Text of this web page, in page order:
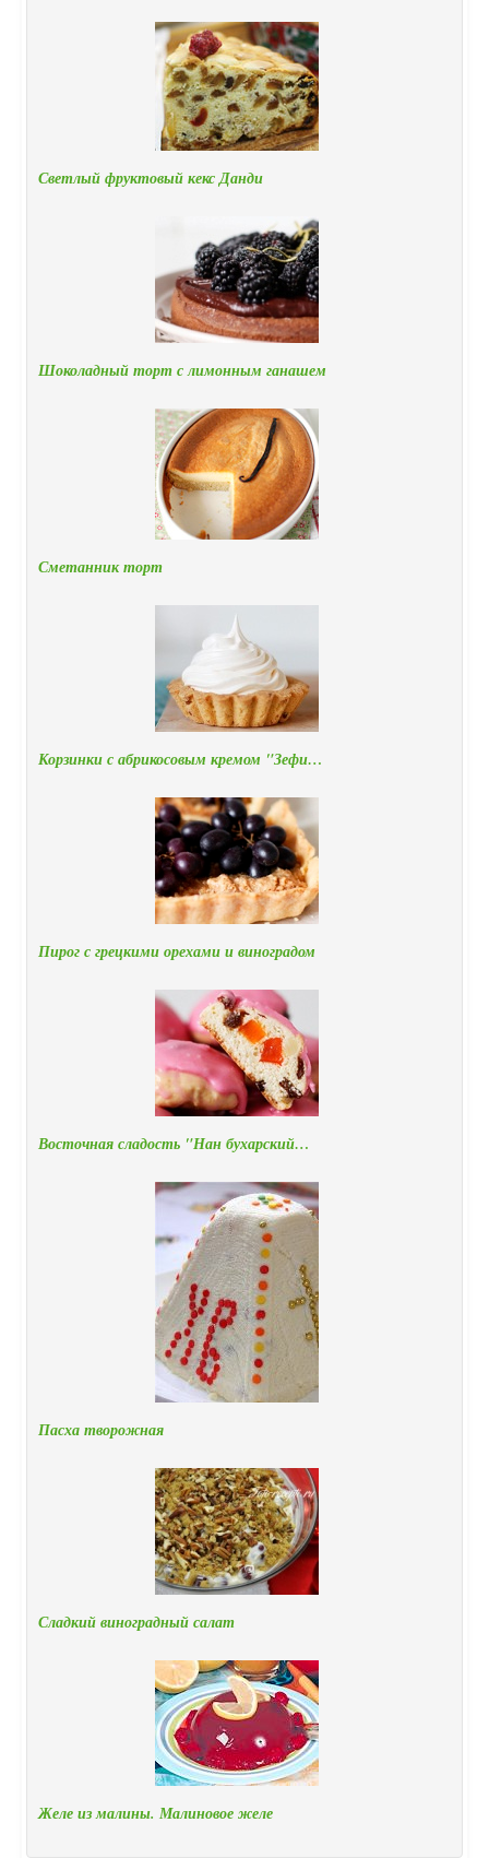
Светлый фруктовый кекс Данди
Шоколадный торт с лимонным ганашем
Сметанник торт
Корзинки с абрикосовым кремом "Зефи…
Пирог с грецкими орехами и виноградом
Восточная сладость "Нан бухарский…
Пасха творожная
Сладкий виноградный салат
Желе из малины. Малиновое желе